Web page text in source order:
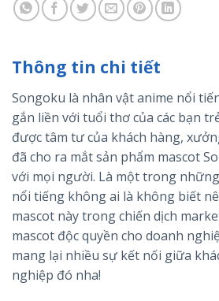
Thông tin chi tiết
Songoku là nhân vật anime nổi
gắn liền với tuổi thơ của các bạn
được tâm tư của khách hàng,
đã cho ra mắt sản phẩm mascot
với mọi người. Là một trong
nổi tiếng không ai là không biết
mascot này trong chiến dịch
mascot độc quyền cho doanh
mang lại nhiều sự kết nối giữa
nghiệp đó nha!